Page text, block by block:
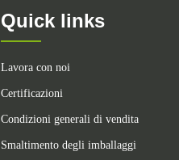
Quick links
Lavora con noi
Certificazioni
Condizioni generali di vendita
Smaltimento degli imballaggi